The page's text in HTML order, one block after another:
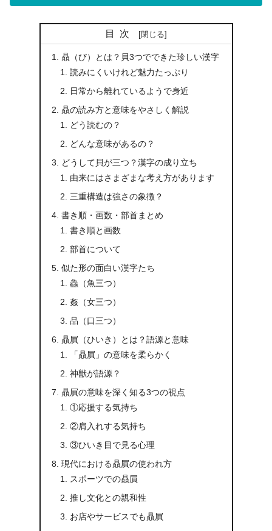
目次
贔（び）とは？貝3つでできた珍しい漢字
読みにくいけれど魅力たっぷり
日常から離れているようで身近
贔の読み方と意味をやさしく解説
どう読むの？
どんな意味があるの？
どうして貝が三つ？漢字の成り立ち
由来にはさまざまな考え方があります
三重構造は強さの象徴？
書き順・画数・部首まとめ
書き順と画数
部首について
似た形の面白い漢字たち
鱻（魚三つ）
姦（女三つ）
品（口三つ）
贔屓（ひいき）とは？語源と意味
「贔屓」の意味を柔らかく
神獣が語源？
贔屓の意味を深く知る3つの視点
①応援する気持ち
②肩入れする気持ち
③ひいき目で見る心理
現代における贔屓の使われ方
スポーツでの贔屓
推し文化との親和性
お店やサービスでも贔屓